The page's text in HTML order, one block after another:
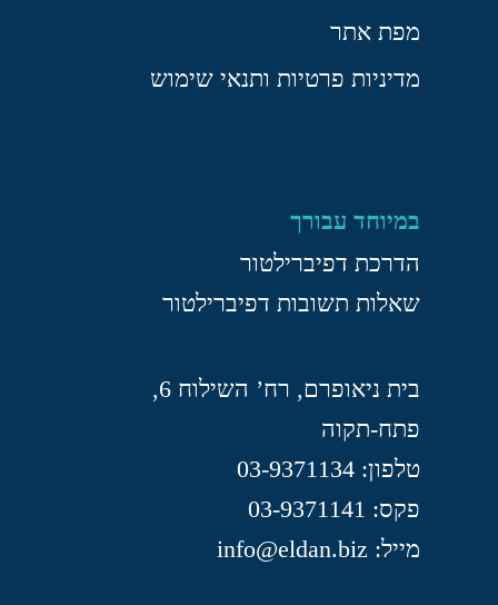
מפת אתר
מדיניות פרטיות ותנאי שימוש
במיוחד עבורך
הדרכת דפיברילטור
שאלות תשובות דפיברילטור
בית ניאופרם, רח’ השילוח 6,
פתח-תקוה
טלפון: 03-9371134
פקס: 03-9371141
מייל: info@eldan.biz